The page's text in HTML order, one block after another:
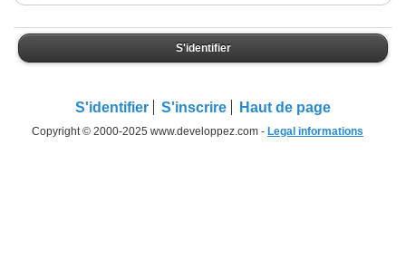
S'identifier
S'identifier S'inscrire Haut de page
Copyright © 2000-2025 www.developpez.com - Legal informations